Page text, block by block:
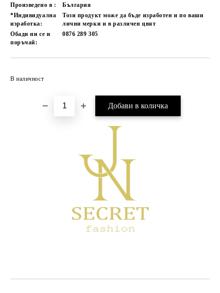
Произведено в :
България
*Индивидуална
изработка:
Този продукт може да бъде изработен и по ваши
лични мерки и в различен цвят
Обади ни се и
поръчай:
0876 289 305
В наличност